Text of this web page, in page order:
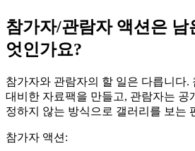
참가자/관람자 액션은 남
엇인가요?
참가자와 관람자의 할 일은 다릅니다.
대비한 자료팩을 만들고, 관람자는 공
정하지 않는 방식으로 갤러리를 보는
참가자 액션: